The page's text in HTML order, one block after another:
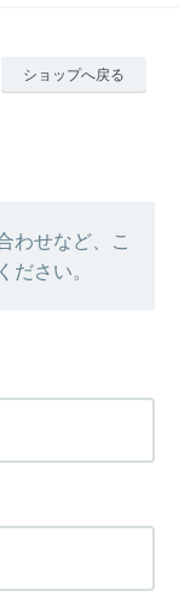
ショップへ戻る
わせなど、こ
ださい。